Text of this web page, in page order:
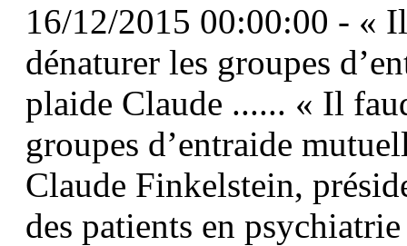
16/12/2015 00:00:00 - «
dénaturer les groupes
plaide Claude ...... « Il
groupes d’entraide
Claude Finkelstein,
des patients en